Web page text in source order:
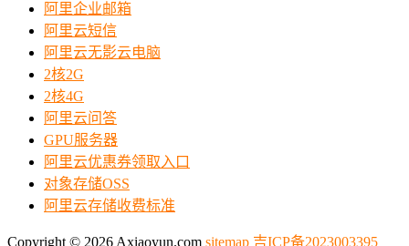
阿里企业邮箱
阿里云短信
阿里云无影云电脑
2核2G
2核4G
阿里云问答
GPU服务器
阿里云优惠券领取入口
对象存储OSS
阿里云存储收费标准
Copyright © 2026 Axiaoyun.com sitemap 吉ICP备2023003395